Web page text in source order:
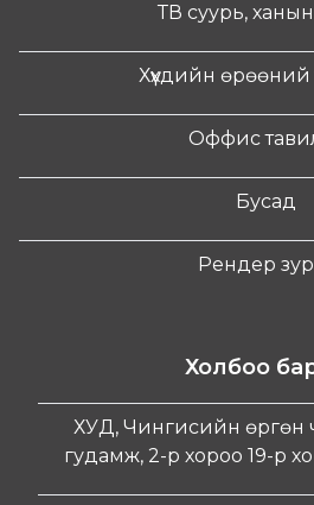
ТВ суурь,
Хүүхдийн
Оффис
Бусад
Рендер
Холбоо
ХУД, Чингисийн өргөн
гудамж, 2-р хороо 19-р